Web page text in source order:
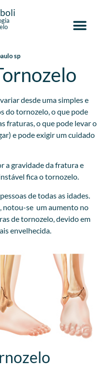
sp
desde uma simples e
do tornozelo, o que pode
fraturas, o que pode levar o
e pode exigir um cuidado
a gravidade da fratura e
fica o tornozelo.
de todas as idades.
notou-se um aumento no
de tornozelo, devido em
envelhecida.